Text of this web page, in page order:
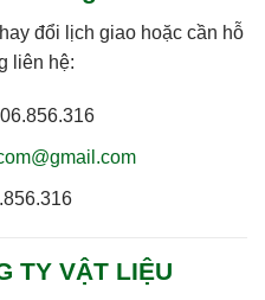
đổi lịch giao hoặc cần hỗ
liên hệ:
TY VẬT LIỆU